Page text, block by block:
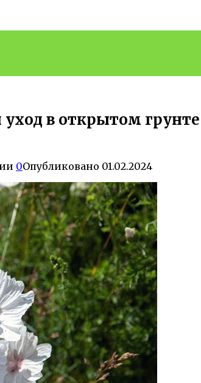
в открытом
0Опубликовано 01.02.2024